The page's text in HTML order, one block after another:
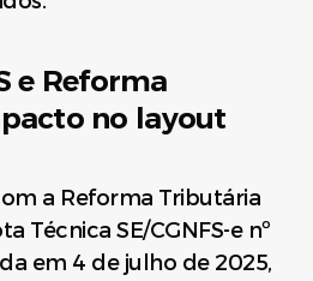
e Reforma
no layout
a Reforma Tributária
Técnica SE/CGNFS-e nº
em 4 de julho de 2025,